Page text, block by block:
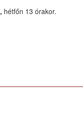
, hétfőn 13 órakor.